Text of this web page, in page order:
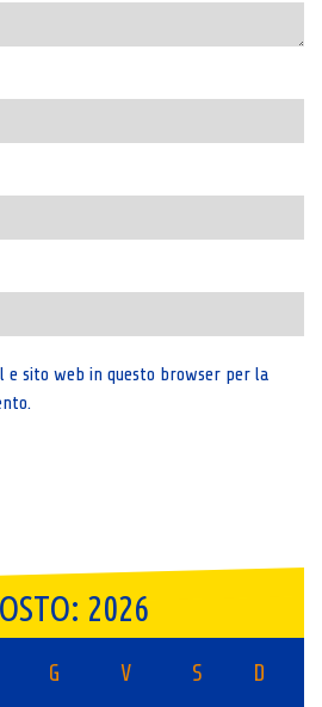
e sito web in questo browser per la
2026
G V S D